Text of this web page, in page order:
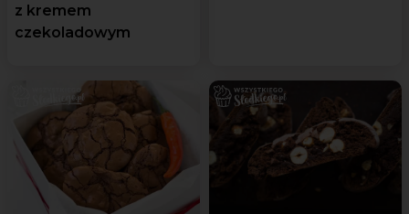
z kremem
czekoladowym